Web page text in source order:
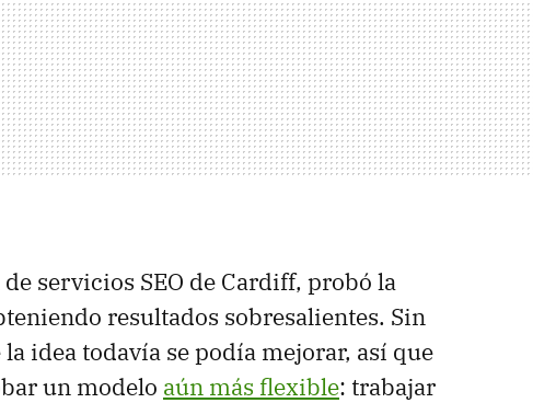
servicios SEO de Cardiff, probó la
resultados sobresalientes. Sin
idea todavía se podía mejorar, así que
un modelo aún más flexible: trabajar